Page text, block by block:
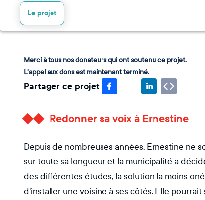
Le projet
Merci à tous nos donateurs qui ont soutenu ce projet.
L'appel aux dons est maintenant terminé.
Partager ce projet
Redonner sa voix à Ernestine
Depuis de nombreuses années, Ernestine ne
sur toute sa longueur et la municipalité a
des différentes études, la solution la moins
d'installer une voisine à ses côtés. Elle